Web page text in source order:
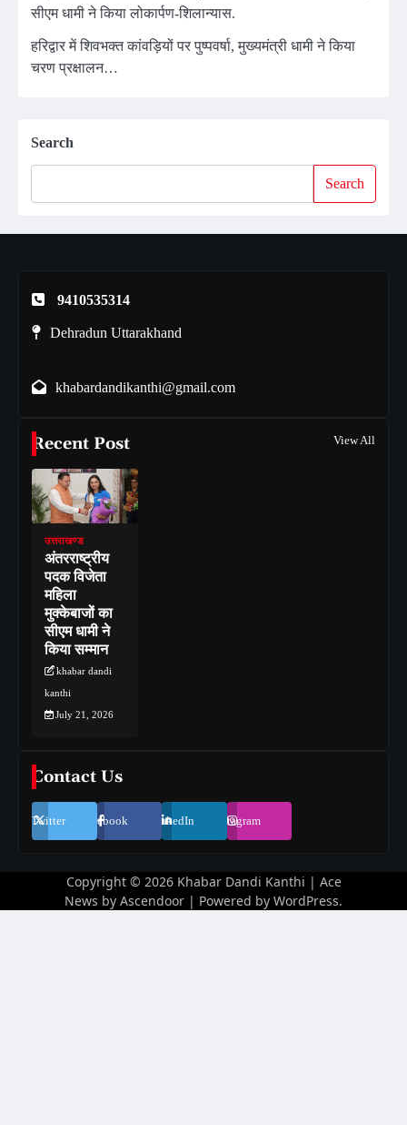
सीएम धामी ने किया लोकार्पण-शिलान्यास.
हरिद्वार में शिवभक्त कांवड़ियों पर पुष्पवर्षा, मुख्यमंत्री धामी ने किया
चरण प्रक्षालन…
Search
Search
9410535314
Dehradun Uttarakhand
khabardandikanthi@gmail.com
Recent Post View All
उत्तराखण्ड
अंतरराष्ट्रीय
पदक विजेता
महिला
मुक्केबाजों का
सीएम धामी ने
किया सम्मान
khabar dandi
kanthi
July 21, 2026
Contact Us
Twitter Facebook LinkedIn Instagram
Copyright © 2026 Khabar Dandi Kanthi | Ace
News by Ascendoor | Powered by WordPress.